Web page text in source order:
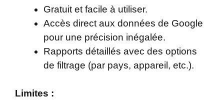
Gratuit et facile à utiliser.
Accès direct aux données de Google
pour une précision inégalée.
Rapports détaillés avec des options
de filtrage (par pays, appareil, etc.).
Limites :